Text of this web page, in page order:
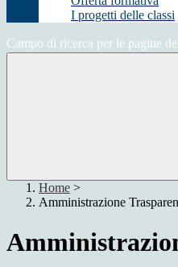
I progetti delle classi
Campo di ricerca per le pagine
Home >
Amministrazione